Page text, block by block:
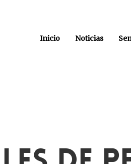
Inicio Noticias